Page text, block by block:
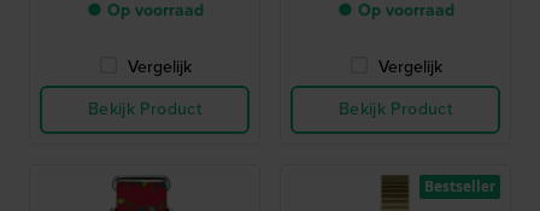
● Op voorraad
Vergelijk
Bekijk Product
● Op voorraad
Vergelijk
Bekijk Product
Bestseller